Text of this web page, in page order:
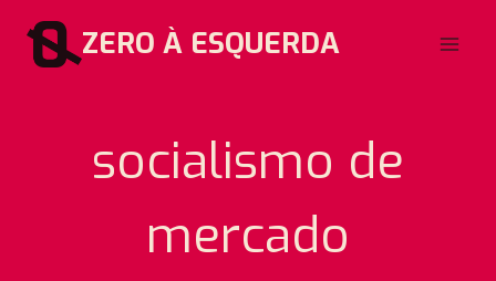
para
ZERO À ESQUERDA
socialismo de
mercado